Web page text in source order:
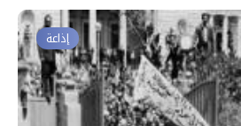
إذاعة